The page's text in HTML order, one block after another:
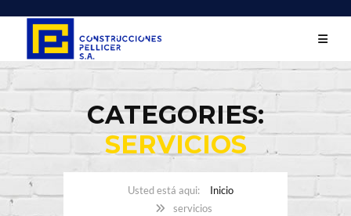
CATEGORIES:
SERVICIOS
Inicio
servicios